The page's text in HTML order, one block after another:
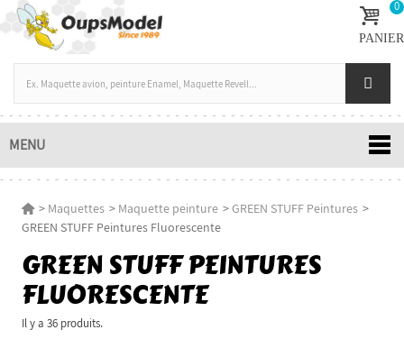
0
PANIER
MENU
> Maquettes > Maquette peinture >GREEN STUFF Peintures >
GREEN STUFF Peintures Fluorescente
GREEN STUFF PEINTURES
FLUORESCENTE
Il y a 36 produits.